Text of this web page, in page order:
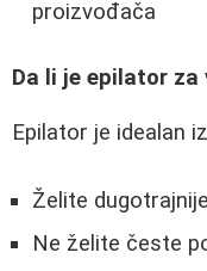
proizvođača
Da li je epilator za
Epilator je idealan
Želite
Ne želite česte